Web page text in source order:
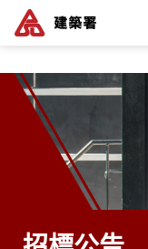
The detail of this page